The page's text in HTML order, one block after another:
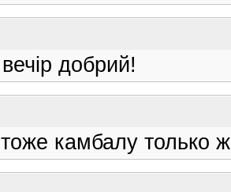
добрий!
камбалу только